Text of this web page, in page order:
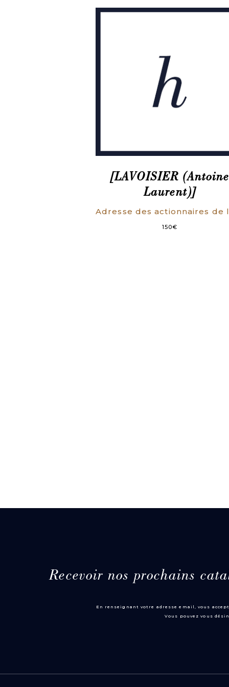
[LAVOISIER (Antoine
Laurent)]
150€
Recevoir nos prochains
En renseignant votre adresse email, vous
Vous pouvez vous